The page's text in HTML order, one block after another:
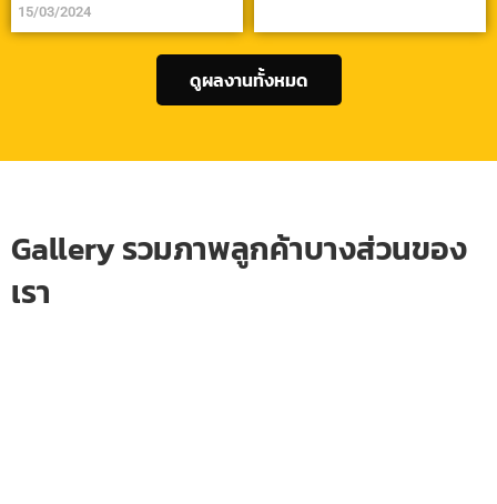
15/03/2024
ดูผลงานทั้งหมด
Gallery รวมภาพลูกค้าบางส่วนของ
เรา